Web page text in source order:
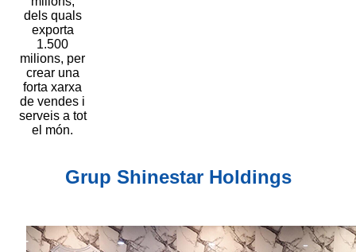
dels quals
exporta
1.500
milions, per
crear una
forta xarxa
de vendes i
serveis a tot
el món.
Grup Shinestar Holdings